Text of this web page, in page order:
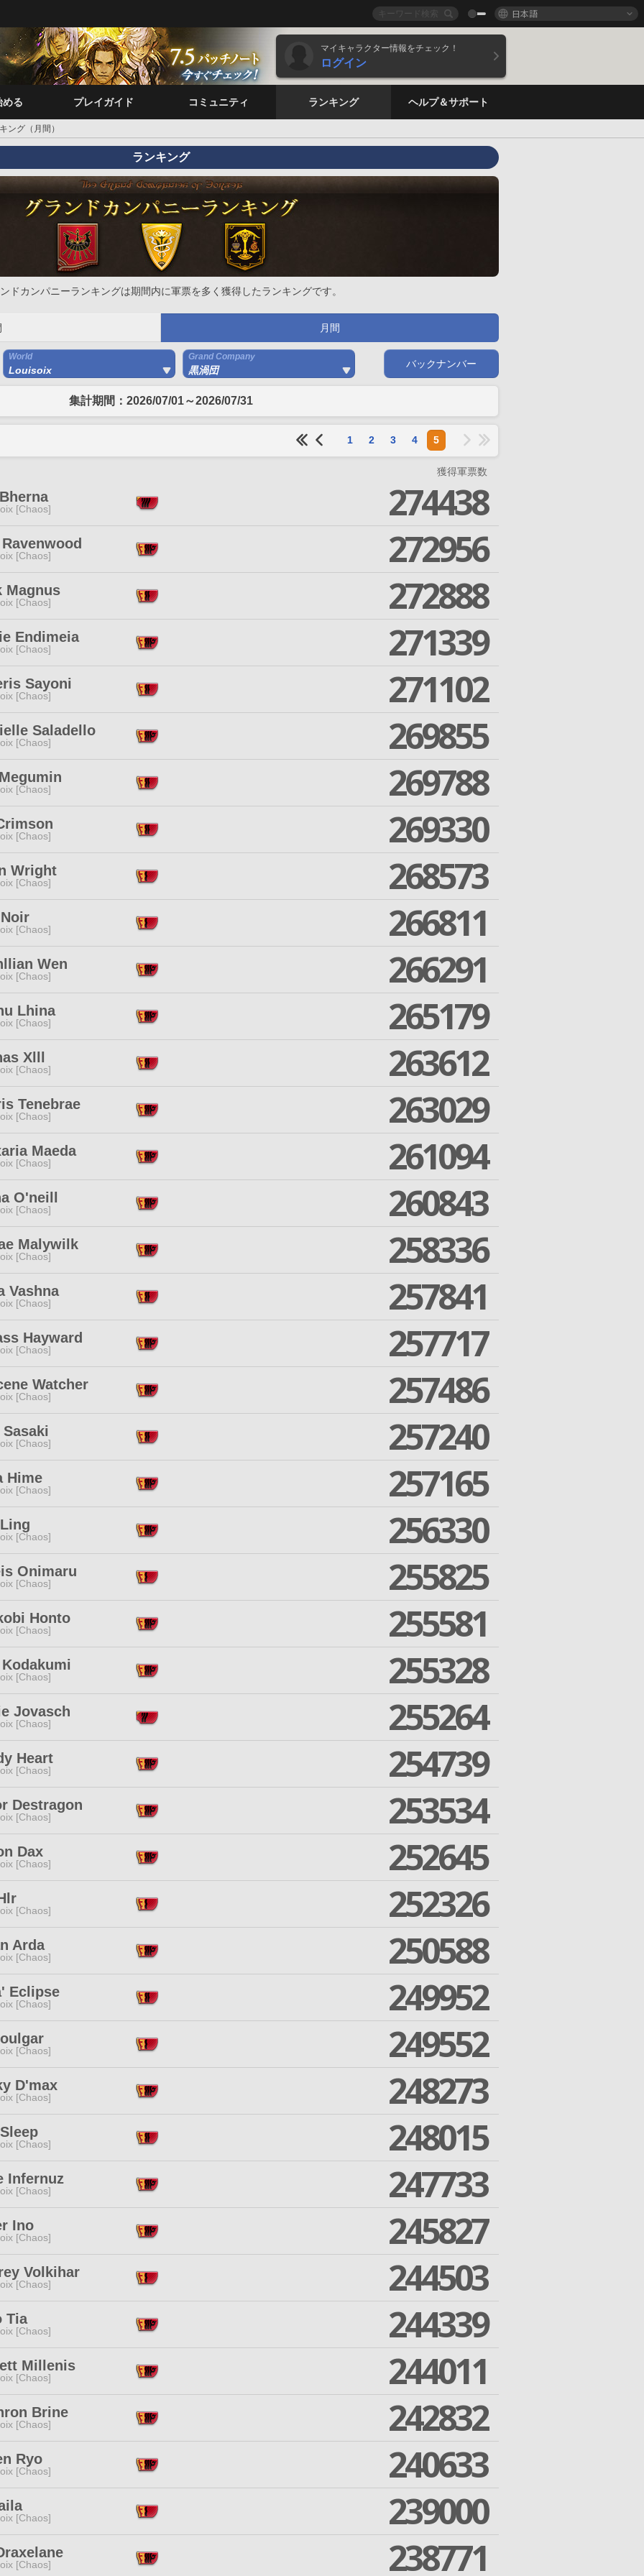
日本語
マイキャラクター情報をチェック！
ログイン
める プレイガイド コミュニティ ランキング ヘルプ＆サポート
ング（月間）
ランキング
ドカンパニーランキングは期間内に軍票を多く獲得したランキングです。
月間
World
Louisoix
Grand Company
黒渦団
バックナンバー
集計期間：2026/07/01～2026/07/31
1 2 3 4 5
獲得軍票数
[Chaos] 274438
[Chaos] 272956
Magnus
[Chaos] 272888
Endimeia
[Chaos] 271339
Sayoni
[Chaos] 271102
Saladello
[Chaos] 269855
[Chaos] 269788
[Chaos] 269330
Wright
[Chaos] 268573
[Chaos] 266811
Wen
[Chaos] 266291
Lhina
[Chaos] 265179
Xlll
[Chaos] 263612
Tenebrae
[Chaos] 263029
Maeda
[Chaos] 261094
O'neill
[Chaos] 260843
Malywilk
[Chaos] 258336
Vashna
[Chaos] 257841
Hayward
[Chaos] 257717
Watcher
[Chaos] 257486
[Chaos] 257240
Hime
[Chaos] 257165
[Chaos] 256330
Onimaru
[Chaos] 255825
Honto
[Chaos] 255581
[Chaos] 255328
Jovasch
[Chaos] 255264
Heart
[Chaos] 254739
Destragon
[Chaos] 253534
Dax
[Chaos] 252645
[Chaos] 252326
Arda
[Chaos] 250588
Eclipse
[Chaos] 249952
[Chaos] 249552
D'max
[Chaos] 248273
[Chaos] 248015
Infernuz
[Chaos] 247733
Ino
[Chaos] 245827
Volkihar
[Chaos] 244503
Tia
[Chaos] 244339
Millenis
[Chaos] 244011
Brine
[Chaos] 242832
Ryo
[Chaos] 240633
[Chaos] 239000
[Chaos] 238771